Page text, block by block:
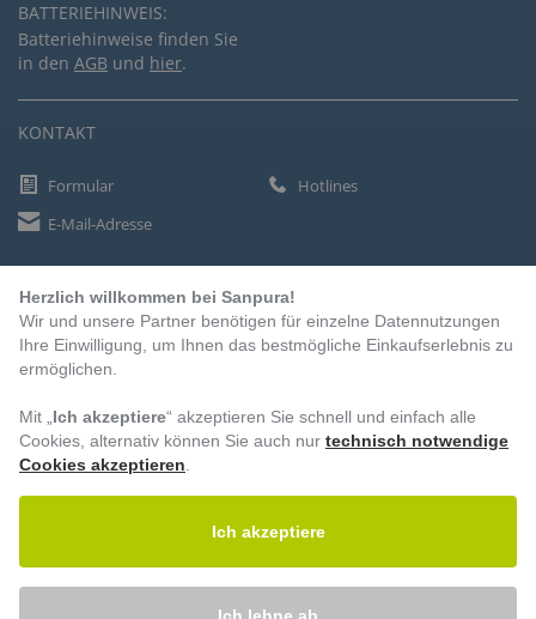
BATTERIEHINWEIS:
Batteriehinweise finden Sie
in den AGB und hier.
KONTAKT
Formular
Hotlines
E-Mail-Adresse
ZAHLUNGSARTEN
Vorkasse
BESUCHEN SIE UNS
Herzlich willkommen bei Sanpura!
Wir und unsere Partner benötigen für einzelne Datennutzungen
Ihre Einwilligung, um Ihnen das bestmögliche Einkaufserlebnis zu
ermöglichen.
Mit „ Ich akzeptiere“ akzeptieren Sie schnell und einfach alle
Cookies, alternativ können Sie auch nur technisch notwendige
Cookies akzeptieren
Ich akzeptiere